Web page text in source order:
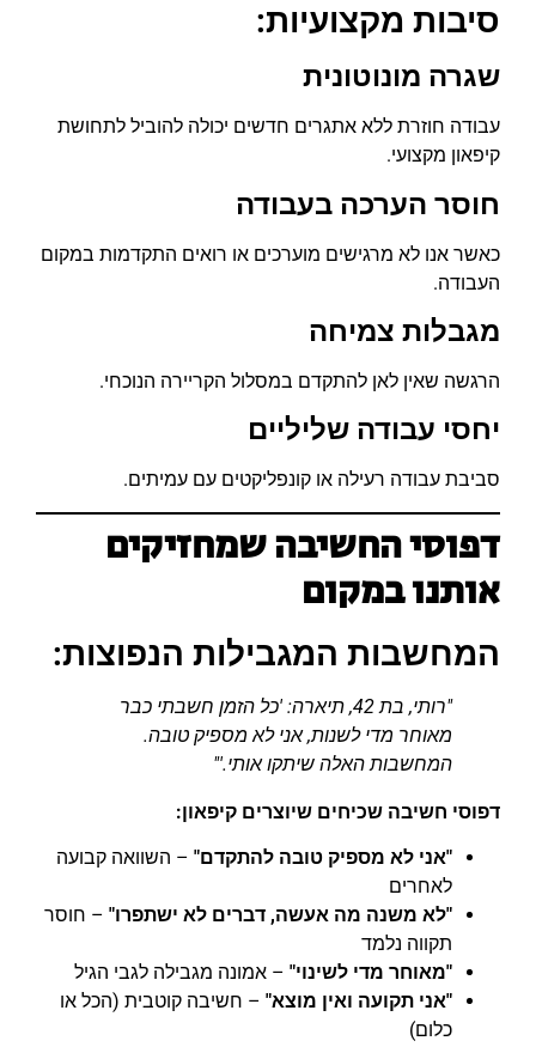
סיבות מקצועיות:
שגרה מונוטונית
עבודה חוזרת ללא אתגרים חדשים יכולה להוביל לתחושת
קיפאון מקצועי.
חוסר הערכה בעבודה
כאשר אנו לא מרגישים מוערכים או רואים התקדמות במקום
העבודה.
מגבלות צמיחה
הרגשה שאין לאן להתקדם במסלול הקריירה הנוכחי.
יחסי עבודה שליליים
סביבת עבודה רעילה או קונפליקטים עם עמיתים.
דפוסי החשיבה שמחזיקים
אותנו במקום
המחשבות המגבילות הנפוצות:
"רותי, בת 42, תיארה: 'כל הזמן חשבתי כבר
מאוחר מדי לשנות, אני לא מספיק טובה.
המחשבות האלה שיתקו אותי.'"
דפוסי חשיבה שכיחים שיוצרים קיפאון:
"אני לא מספיק טובה להתקדם" – השוואה קבועה
לאחרים
"לא משנה מה אעשה, דברים לא ישתפרו" – חוסר
תקווה נלמד
"מאוחר מדי לשינוי" – אמונה מגבילה לגבי הגיל
"אני תקועה ואין מוצא" – חשיבה קוטבית (הכל או
כלום)